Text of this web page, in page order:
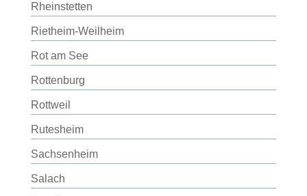
Rheinstetten
Rietheim-Weilheim
Rot am See
Rottenburg
Rottweil
Rutesheim
Sachsenheim
Salach